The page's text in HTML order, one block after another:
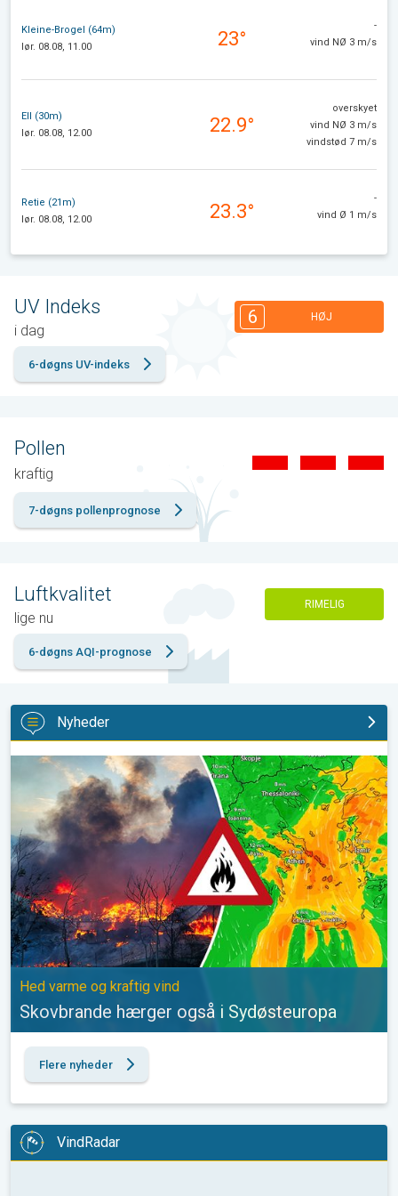
Kleine-Brogel (64m)
lør. 08.08, 11.00
23°
-
vind NØ 3 m/s
Ell (30m)
lør. 08.08, 12.00
22.9°
overskyet
vind NØ 3 m/s
vindstød 7 m/s
Retie (21m)
lør. 08.08, 12.00
23.3°
-
vind Ø 1 m/s
UV Indeks
i dag
6 HØJ
6-døgns UV-indeks
Pollen
kraftig
7-døgns pollenprognose
Luftkvalitet
lige nu
RIMELIG
6-døgns AQI-prognose
Nyheder
Skovbrande hærger også i Sydøsteuropa. Hed varme og
Hed varme og kraftig vind
Skovbrande hærger også i Sydøsteuropa
Flere nyheder
VindRadar